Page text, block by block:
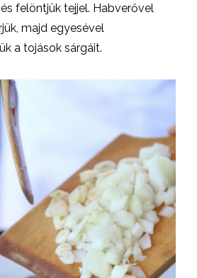
felöntjük tejjel. Habverővel
majd egyesével
a tojások sárgáit.